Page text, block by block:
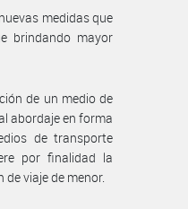
medidas que
brindando mayor
de un medio de
abordaje en forma
de transporte
por finalidad la
viaje de menor.